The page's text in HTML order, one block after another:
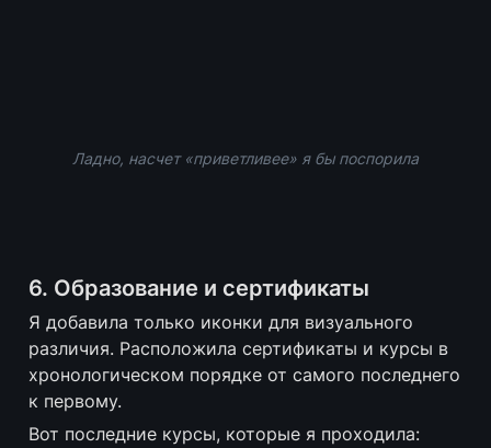
Ладно, насчет «приветливее» я бы поспорила
6. Образование и сертификаты
Я добавила только иконки для визуального
различия. Расположила сертификаты и курсы в
хронологическом порядке от самого последнего
к первому.